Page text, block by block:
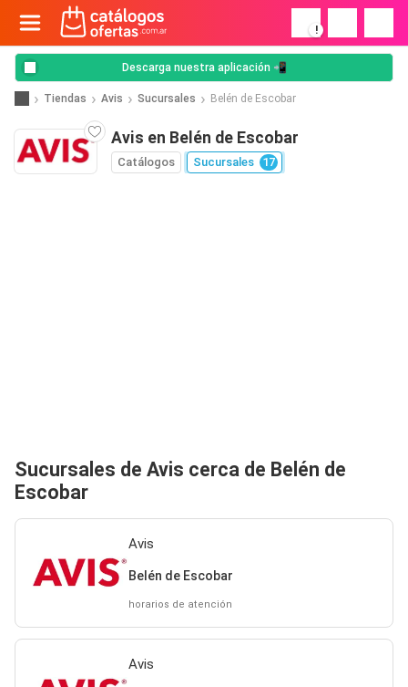
!
Descarga nuestra aplicación 📲
Tiendas Avis Sucursales Belén de Escobar
Avis en Belén de Escobar
Catálogos Sucursales 17
Sucursales de Avis cerca de Belén de
Escobar
Avis
Belén de Escobar
horarios de atención
Avis